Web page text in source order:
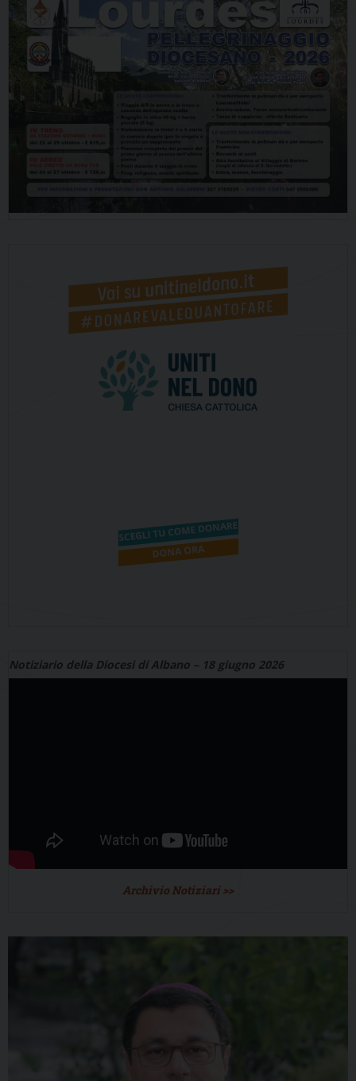
Notiziario della Diocesi di Albano – 18 giugno 2026
Archivio Notiziari >>